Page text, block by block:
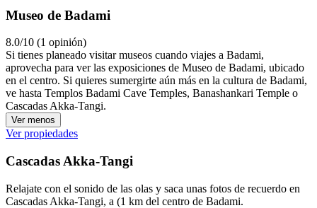
Museo de Badami
8.0/10 (1 opinión)
Si tienes planeado visitar museos cuando viajes a Badami,
aprovecha para ver las exposiciones de Museo de Badami, ubicado
en el centro. Si quieres sumergirte aún más en la cultura de Badami,
ve hasta Templos Badami Cave Temples, Banashankari Temple o
Cascadas Akka-Tangi.
Ver menos
Ver propiedades
Cascadas Akka-Tangi
Relajate con el sonido de las olas y saca unas fotos de recuerdo en
Cascadas Akka-Tangi, a (1 km del centro de Badami.